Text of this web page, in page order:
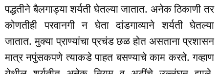
पद्धतीने बैलगाड्या शर्यती घेतल्या जातात. अनेक ठिकाणी तर
कोणतीही परवानगी न घेता दांडगाव्याने शर्यती घेतल्या
जातात. मुक्या प्राण्यांचा प्रचंड छळ होत असताना प्रशासन
मात्र नपुंसकपणे त्याकडे पाहत बसण्याचे काम करते. गव्हाण